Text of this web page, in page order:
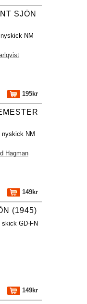
SJÖN
NM
195kr
nyskick NM
Hagman
149kr
(1945)
GD-FN
149kr